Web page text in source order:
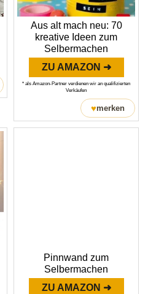
Aus alt mach neu: 70
kreative Ideen zum
Selbermachen
ZU AMAZON ➜
* als Amazon-Partner verdienen wir an qualifizierten
Verkäufen
♥merken
Pinnwand zum
Selbermachen
ZU AMAZON ➜